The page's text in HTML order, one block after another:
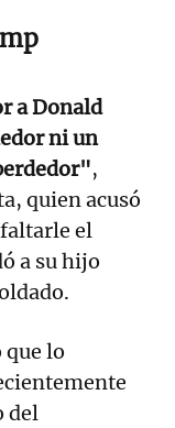
a Donald
ni un
,
quien acusó
el
a su hijo
que lo
del